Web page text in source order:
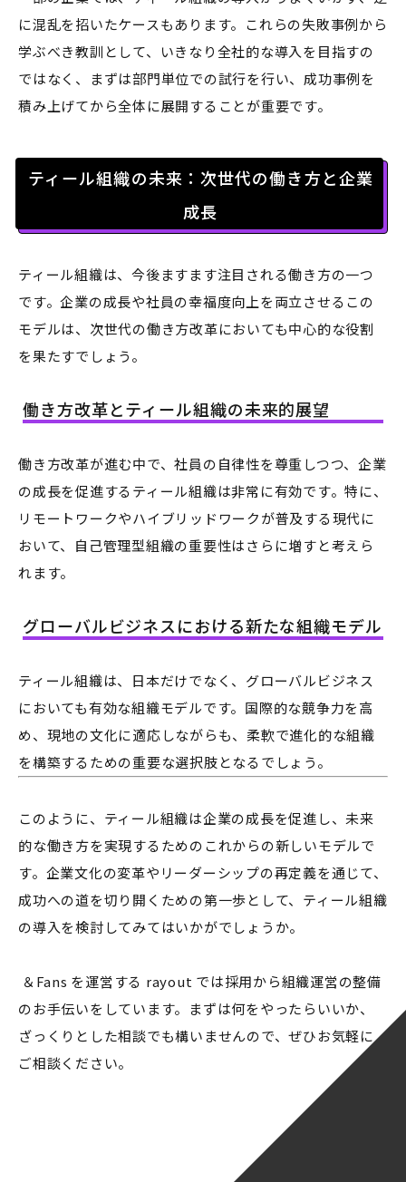
に混乱を招いたケースもあります。これらの失敗事例から
学ぶべき教訓として、いきなり全社的な導入を目指すの
ではなく、まずは部門単位での試行を行い、成功事例を
積み上げてから全体に展開することが重要です。
ティール組織の未来：次世代の働き方と企業
成長
ティール組織は、今後ますます注目される働き方の一つ
です。企業の成長や社員の幸福度向上を両立させるこの
モデルは、次世代の働き方改革においても中心的な役割
を果たすでしょう。
働き方改革とティール組織の未来的展望
働き方改革が進む中で、社員の自律性を尊重しつつ、企業
の成長を促進するティール組織は非常に有効です。特に、
リモートワークやハイブリッドワークが普及する現代に
おいて、自己管理型組織の重要性はさらに増すと考えら
れます。
グローバルビジネスにおける新たな組織モデル
ティール組織は、日本だけでなく、グローバルビジネス
においても有効な組織モデルです。国際的な競争力を高
め、現地の文化に適応しながらも、柔軟で進化的な組織
を構築するための重要な選択肢となるでしょう。
このように、ティール組織は企業の成長を促進し、未来
的な働き方を実現するためのこれからの新しいモデルで
す。企業文化の変革やリーダーシップの再定義を通じて、
成功への道を切り開くための第一歩として、ティール組織
の導入を検討してみてはいかがでしょうか。
＆Fans を運営する rayout では採用から組織運営の整備
のお手伝いをしています。まずは何をやったらいいか、
ざっくりとした相談でも構いませんので、ぜひお気軽に
ご相談ください。